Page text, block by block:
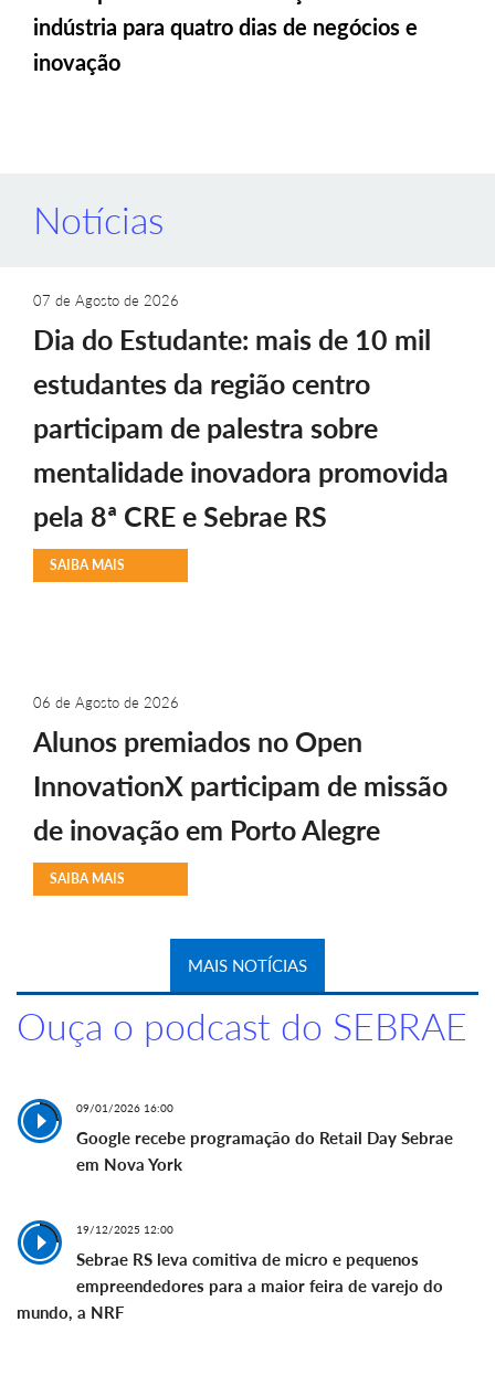
indústria para quatro dias de negócios e
inovação
Notícias
07 de Agosto de 2026
Dia do Estudante: mais de 10 mil
estudantes da região centro
participam de palestra sobre
mentalidade inovadora promovida
pela 8ª CRE e Sebrae RS
SAIBA MAIS
06 de Agosto de 2026
Alunos premiados no Open
InnovationX participam de missão
de inovação em Porto Alegre
SAIBA MAIS
MAIS NOTÍCIAS
Ouça o podcast do SEBRAE
09/01/2026 16:00
Google recebe programação do Retail Day Sebrae
em Nova York
19/12/2025 12:00
Sebrae RS leva comitiva de micro e pequenos
empreendedores para a maior feira de varejo do
mundo, a NRF